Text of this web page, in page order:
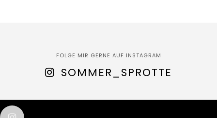
FOLGE MIR GERNE AUF INSTAGRAM
SOMMER_SPROTTE